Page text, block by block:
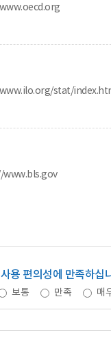
stat/
용 편의성에 만족하십
보통 만족 매